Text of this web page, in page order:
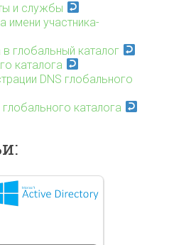
и службы
имени участника-
глобальный каталог
каталога
DNS глобального
каталога